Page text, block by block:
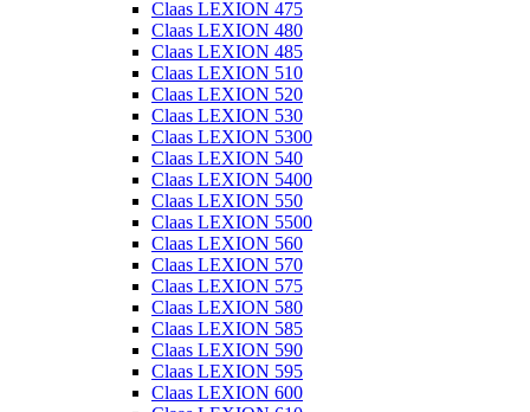
Claas LEXION 475
Claas LEXION 480
Claas LEXION 485
Claas LEXION 510
Claas LEXION 520
Claas LEXION 530
Claas LEXION 5300
Claas LEXION 540
Claas LEXION 5400
Claas LEXION 550
Claas LEXION 5500
Claas LEXION 560
Claas LEXION 570
Claas LEXION 575
Claas LEXION 580
Claas LEXION 585
Claas LEXION 590
Claas LEXION 595
Claas LEXION 600